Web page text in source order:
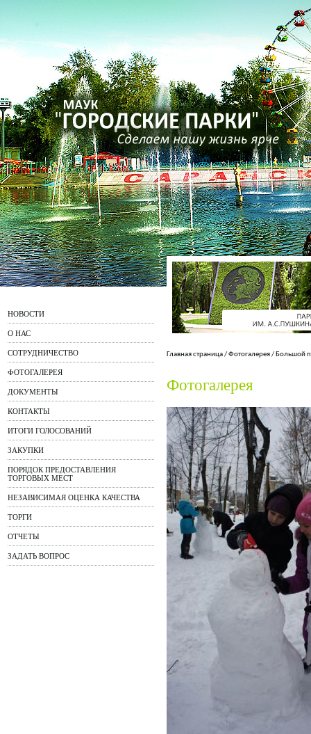
НОВОСТИ
О НАС
СОТРУДНИЧЕСТВО
ФОТОГАЛЕРЕЯ
ДОКУМЕНТЫ
КОНТАКТЫ
ИТОГИ ГОЛОСОВАНИЙ
ЗАКУПКИ
ПОРЯДОК ПРЕДОСТАВЛЕНИЯ
ТОРГОВЫХ МЕСТ
НЕЗАВИСИМАЯ ОЦЕНКА КАЧЕСТВА
ТОРГИ
ОТЧЕТЫ
ЗАДАТЬ ВОПРОС
Главная страница/Фотогалерея/ Большой
Фотогалерея